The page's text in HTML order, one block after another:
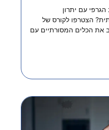
הגרפי עם יתרון
הצטרפו לקורס של
את הכלים המסורתיים עם